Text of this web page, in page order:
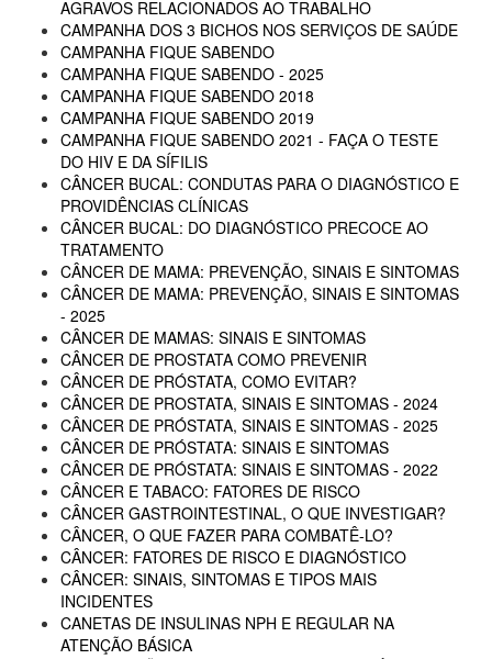
AGRAVOS RELACIONADOS AO TRABALHO
CAMPANHA DOS 3 BICHOS NOS SERVIÇOS DE SAÚDE
CAMPANHA FIQUE SABENDO
CAMPANHA FIQUE SABENDO - 2025
CAMPANHA FIQUE SABENDO 2018
CAMPANHA FIQUE SABENDO 2019
CAMPANHA FIQUE SABENDO 2021 - FAÇA O TESTE
DO HIV E DA SÍFILIS
CÂNCER BUCAL: CONDUTAS PARA O DIAGNÓSTICO E
PROVIDÊNCIAS CLÍNICAS
CÂNCER BUCAL: DO DIAGNÓSTICO PRECOCE AO
TRATAMENTO
CÂNCER DE MAMA: PREVENÇÃO, SINAIS E SINTOMAS
CÂNCER DE MAMA: PREVENÇÃO, SINAIS E SINTOMAS
- 2025
CÂNCER DE MAMAS: SINAIS E SINTOMAS
CÂNCER DE PROSTATA COMO PREVENIR
CÂNCER DE PRÓSTATA, COMO EVITAR?
CÂNCER DE PROSTATA, SINAIS E SINTOMAS - 2024
CÂNCER DE PRÓSTATA, SINAIS E SINTOMAS - 2025
CÂNCER DE PRÓSTATA: SINAIS E SINTOMAS
CÂNCER DE PRÓSTATA: SINAIS E SINTOMAS - 2022
CÂNCER E TABACO: FATORES DE RISCO
CÂNCER GASTROINTESTINAL, O QUE INVESTIGAR?
CÂNCER, O QUE FAZER PARA COMBATÊ-LO?
CÂNCER: FATORES DE RISCO E DIAGNÓSTICO
CÂNCER: SINAIS, SINTOMAS E TIPOS MAIS
INCIDENTES
CANETAS DE INSULINAS NPH E REGULAR NA
ATENÇÃO BÁSICA